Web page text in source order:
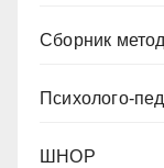
Сборник
Психолого-
ШНОР